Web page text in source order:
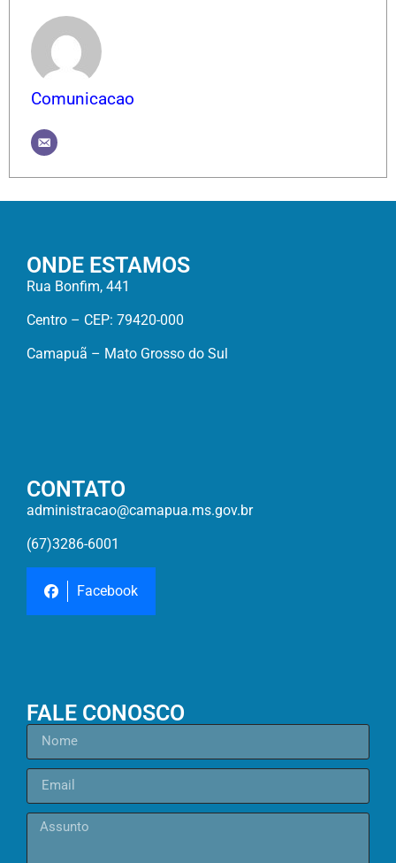
Comunicacao
ONDE ESTAMOS
Rua Bonfim, 441
Centro – CEP: 79420-000
Camapuã – Mato Grosso do Sul
CONTATO
administracao@camapua.ms.gov.br
(67)3286-6001
Facebook
FALE CONOSCO